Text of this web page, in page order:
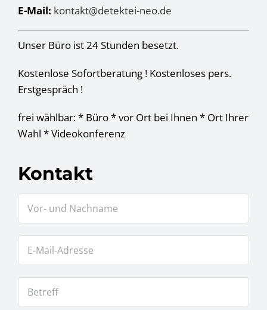
E-Mail: kontakt@detektei-neo.de
Unser Büro ist 24 Stunden besetzt.
Kostenlose Sofortberatung ! Kostenloses pers.
Erstgespräch !
frei wählbar: * Büro * vor Ort bei Ihnen * Ort Ihrer
Wahl * Videokonferenz
Kontakt